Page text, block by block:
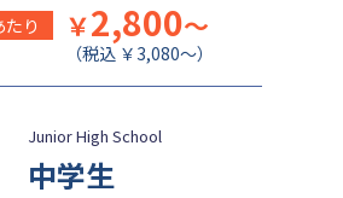
カリタス女子中学校
西武学園文理中学校
盛岡白百合学園中学校
り ￥2,800～
（税込 ￥3,080～）
Junior High School
中学生